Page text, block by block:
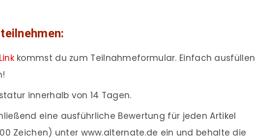
kommst du zum Teilnahmeformular. Einfach ausfüllen
innerhalb von 14 Tagen.
eine ausführliche Bewertung für jeden Artikel
Zeichen) unter www.alternate.de ein und behalte die